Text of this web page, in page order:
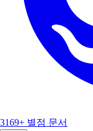
3169+ 별점 문서